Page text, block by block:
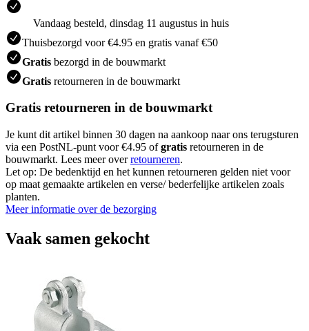
Vandaag besteld, dinsdag 11 augustus in huis
Thuisbezorgd voor €4.95 en gratis vanaf €50
Gratis bezorgd in de bouwmarkt
Gratis retourneren in de bouwmarkt
Gratis retourneren in de bouwmarkt
Je kunt dit artikel binnen 30 dagen na aankoop naar ons terugsturen
via een PostNL-punt voor €4.95 ofgratis retourneren in de
bouwmarkt. Lees meer overretourneren.
Let op: De bedenktijd en het kunnen retourneren gelden niet voor
op maat gemaakte artikelen en verse/ bederfelijke artikelen zoals
planten.
Meer informatie over de bezorging
Vaak samen gekocht